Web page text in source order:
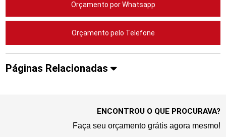
Orçamento por Whatsapp
Orçamento pelo Telefone
Páginas Relacionadas
ENCONTROU O QUE PROCURAVA?
Faça seu orçamento grátis agora mesmo!